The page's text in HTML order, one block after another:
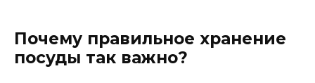
Почему правильное хранение
посуды так важно?